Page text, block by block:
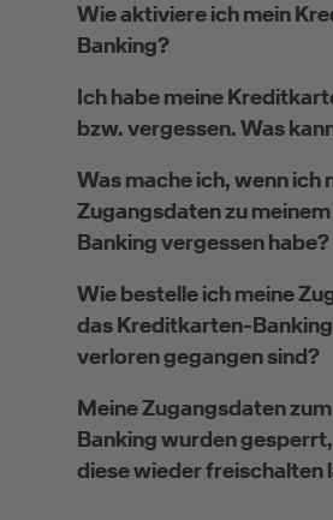
Wie aktiviere ich mein
Banking?
Ich habe meine
bzw. vergessen. Was
Was mache ich, wenn ich
Zugangsdaten zu
Banking vergessen habe?
Wie bestelle ich meine
das Kreditkarten-
verloren gegangen sind?
Meine Zugangsdaten
Banking wurden
diese wieder freischalten
Selbstständige
(z.B. Gewerbetreibender,
Unternehmen
(z.B. e.K., Personengesellschaft
GmbH)